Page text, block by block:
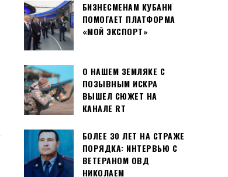
БИЗНЕСМЕНАМ КУБАНИ
ПОМОГАЕТ ПЛАТФОРМА
«МОЙ ЭКСПОРТ»
О НАШЕМ ЗЕМЛЯКЕ С
ПОЗЫВНЫМ ИСКРА
ВЫШЕЛ СЮЖЕТ НА
КАНАЛЕ RT
БОЛЕЕ 30 ЛЕТ НА СТРАЖЕ
ПОРЯДКА: ИНТЕРВЬЮ С
ВЕТЕРАНОМ ОВД
НИКОЛАЕМ